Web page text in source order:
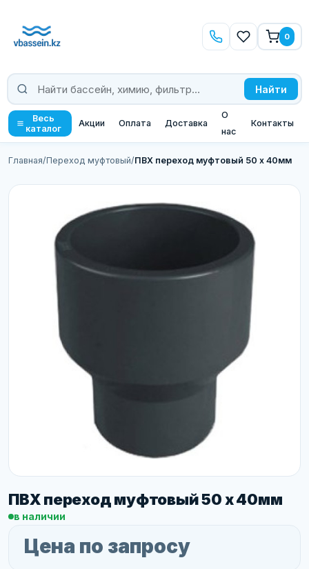
Найти
0
Весь
каталог
Акции Оплата Доставка
О
нас
Контакты
Главная/Переход муфтовый/ПВХ переход муфтовый 50 х 40мм
ПВХ переход муфтовый 50 х 40мм
в наличии
Цена по запросу